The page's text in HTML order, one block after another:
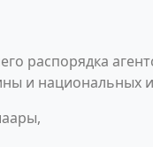
распорядка
и национальных